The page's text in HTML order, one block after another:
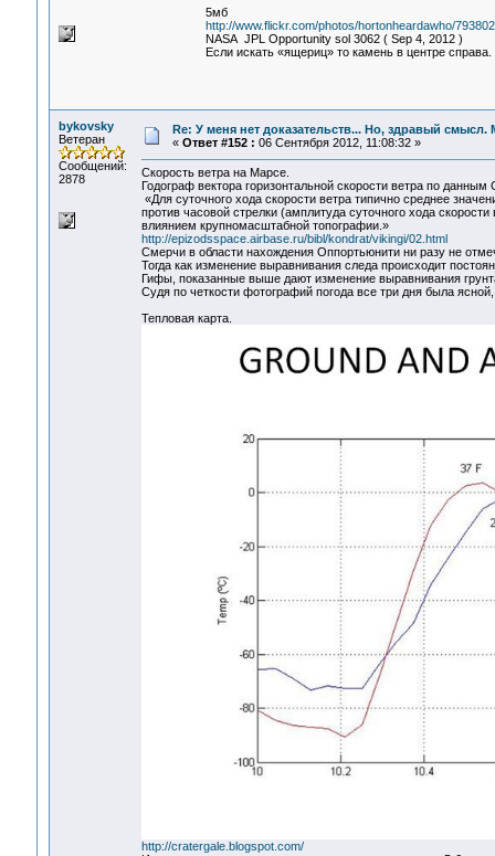
5мб
http://www.flickr.com/photos/hortonheardawho/
NASA JPL Opportunity sol 3062 ( Sep 4, 2012 )
Если искать «ящериц» то камень в центре справа.
bykovsky
Ветеран
Сообщений:
2878
Re: У меня нет доказательств... Но, здравый
« Ответ #152 : 06 Сентября 2012, 11:08:32 »
Скорость ветра на Марсе.
Годограф вектора горизонтальной скорости ветра по данным
«Для суточного хода скорости ветра типично среднее
против часовой стрелки (амплитуда суточного хода
влиянием крупномасштабной топографии.»
http://epizodsspace.airbase.ru/bibl/kondrat/vikingi/02.html
Смерчи в области нахождения Оппортьюнити ни разу не
Тогда как изменение выравнивания следа происходит
Гифы, показанные выше дают изменение выравнивания
Судя по четкости фотографий погода все три дня была
Тепловая карта.
http://cratergale.blogspot.com/